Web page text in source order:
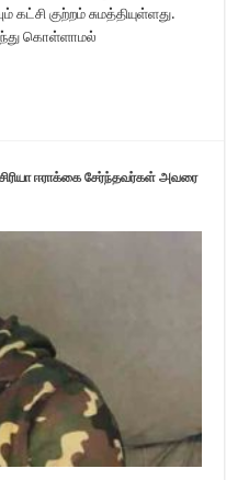
குற்றம் சுமத்தியுள்ளது.
கொள்ளாமல்
ஈராக்கை சேர்ந்தவர்கள் அவரை